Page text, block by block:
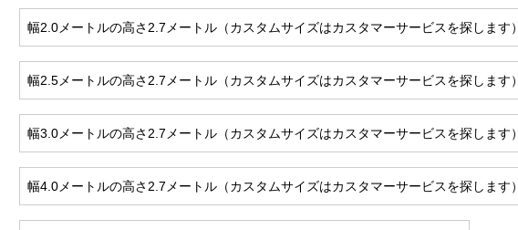
幅2.0メートルの高さ2.7メートル（カスタムサイズはカスタマーサービスを探します
幅2.5メートルの高さ2.7メートル（カスタムサイズはカスタマーサービスを探します
幅3.0メートルの高さ2.7メートル（カスタムサイズはカスタマーサービスを探します
幅4.0メートルの高さ2.7メートル（カスタムサイズはカスタマーサービスを探します